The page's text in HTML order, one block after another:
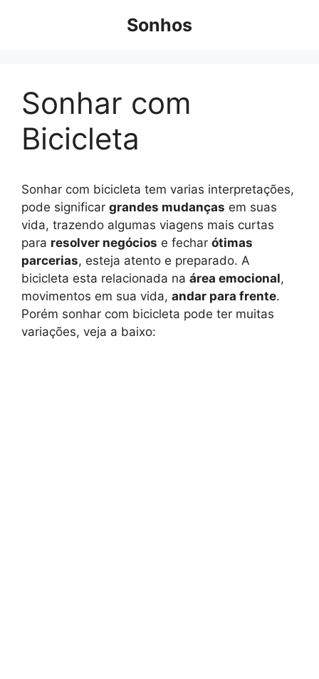
Sonhos
Sonhar com
Bicicleta
Sonhar com bicicleta tem varias interpretações,
pode significar grandes mudanças em suas
vida, trazendo algumas viagens mais curtas
para resolver negócios e fechar ótimas
parcerias, esteja atento e preparado. A
bicicleta esta relacionada na área emocional,
movimentos em sua vida, andar para frente.
Porém sonhar com bicicleta pode ter muitas
variações, veja a baixo: